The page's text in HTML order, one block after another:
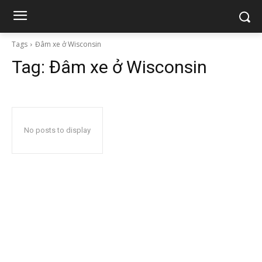
Tags Đâm xe ở Wisconsin
Tag: Đâm xe ở Wisconsin
No posts to display